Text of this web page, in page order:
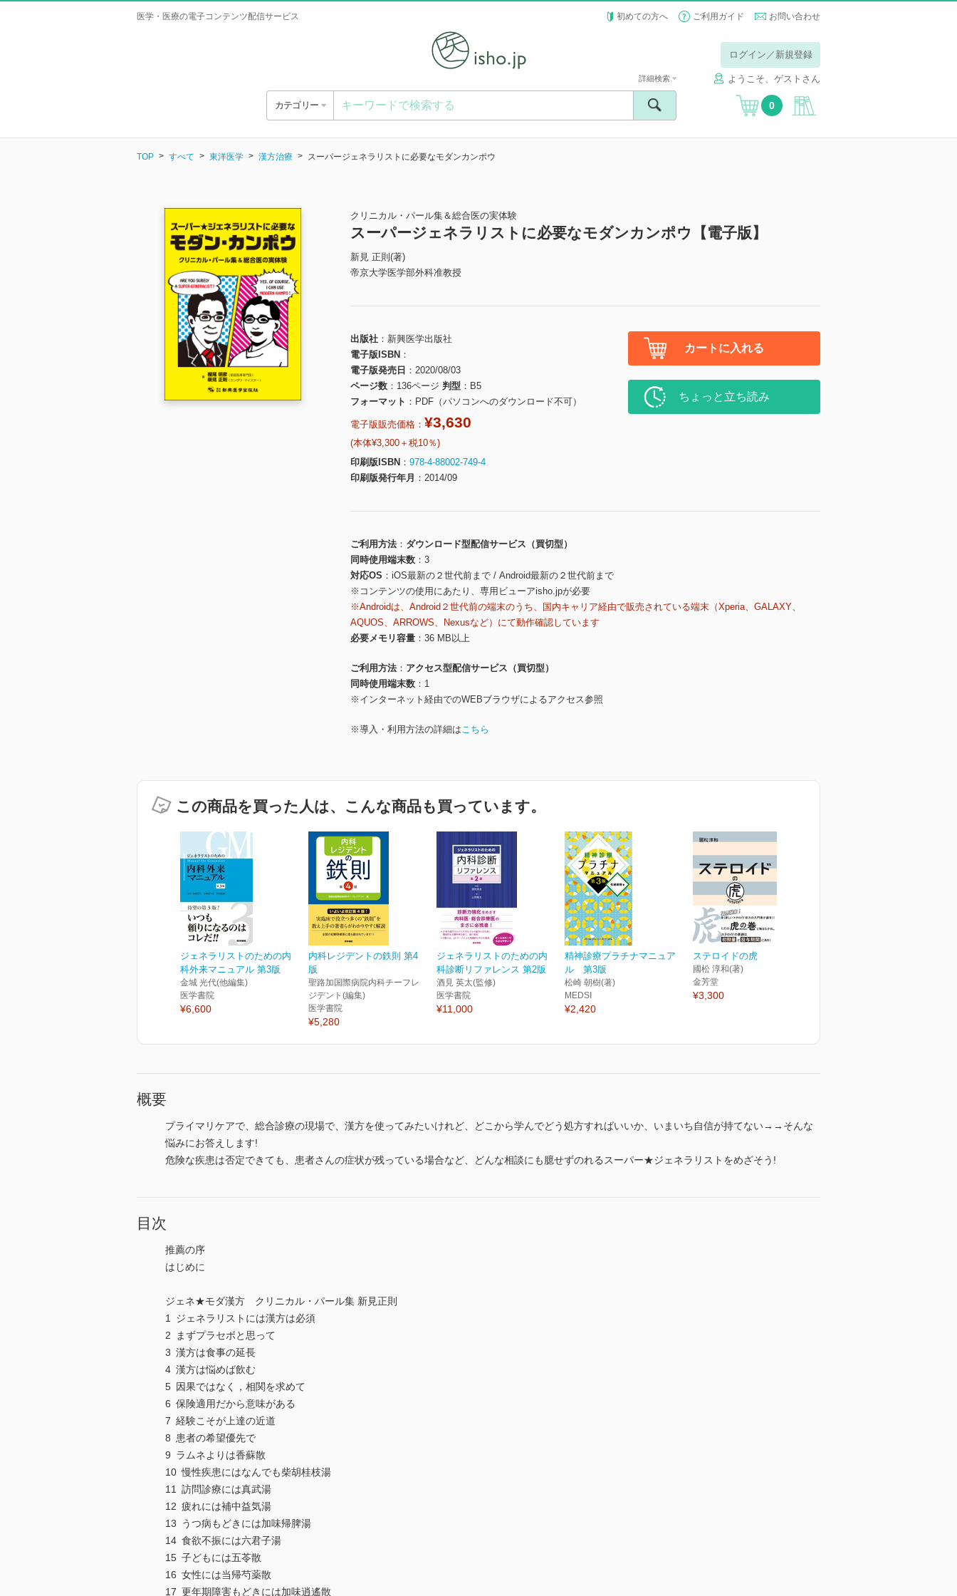
医学・医療の電子コンテンツ配信サービス 初めての方へ ご利用ガイド お問い合わせ
ログイン／新規登録
ようこそ、ゲストさん
カテゴリー
詳細検索
0
TOP すべて 東洋医学 漢方治療 スーパージェネラリストに必要なモダンカンポウ
クリニカル・パール集＆総合医の実体験
スーパージェネラリストに必要なモダンカンポウ【電子版】
新見 正則(著)
帝京大学医学部外科准教授
出版社
新興医学出版社
電子版ISBN
電子版発売日
2020/08/03
ページ数
136ページ 判型
B5
フォーマット
PDF（パソコンへのダウンロード不可）
電子版販売価格： ¥3,630
(本体¥3,300＋税10％)
印刷版ISBN
978-4-88002-749-4
印刷版発行年月
2014/09
カートに入れる
ちょっと立ち読み
ご利用方法
ダウンロード型配信サービス（買切型）
同時使用端末数
3
対応OS
iOS最新の２世代前まで / Android最新の２世代前まで
※コンテンツの使用にあたり、専用ビューアisho.jpが必要
※Androidは、Android２世代前の端末のうち、国内キャリア経由で販売されている端末（Xperia、GALAXY、
AQUOS、ARROWS、Nexusなど）にて動作確認しています
必要メモリ容量
36 MB以上
ご利用方法
アクセス型配信サービス（買切型）
同時使用端末数
1
※インターネット経由でのWEBブラウザによるアクセス参照
※導入・利用方法の詳細はこちら
この商品を買った人は、こんな商品も買っています。
ジェネラリストのための内
科外来マニュアル 第3版
金城 光代(他編集)
医学書院
¥6,600
内科レジデントの鉄則 第4
版
聖路加国際病院内科チーフレ
ジデント(編集)
医学書院
¥5,280
ジェネラリストのための内
科診断リファレンス 第2版
酒見 英太(監修)
医学書院
¥11,000
精神診療プラチナマニュア
ル 第3版
松崎 朝樹(著)
MEDSI
¥2,420
ステロイドの虎
國松 淳和(著)
金芳堂
¥3,300
概要
プライマリケアで、総合診療の現場で、漢方を使ってみたいけれど、どこから学んでどう処方すればいいか、いまいち自信が持てない→→そんな
悩みにお答えします!
危険な疾患は否定できても、患者さんの症状が残っている場合など、どんな相談にも臆せずのれるスーパー★ジェネラリストをめざそう!
目次
推薦の序
はじめに
ジェネ★モダ漢方 クリニカル・パール集 新見正則
1 ジェネラリストには漢方は必須
2 まずプラセボと思って
3 漢方は食事の延長
4 漢方は悩めば飲む
5 因果ではなく，相関を求めて
6 保険適用だから意味がある
7 経験こそが上達の近道
8 患者の希望優先で
9 ラムネよりは香蘇散
10 慢性疾患にはなんでも柴胡桂枝湯
11 訪問診療には真武湯
12 疲れには補中益気湯
13 うつ病もどきには加味帰脾湯
14 食欲不振には六君子湯
15 子どもには五苓散
16 女性には当帰芍薬散
17 更年期障害もどきには加味逍遙散